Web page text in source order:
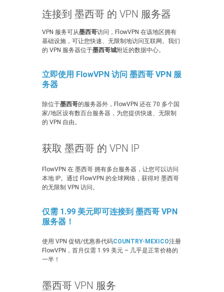
连接到 墨西哥 的 VPN 服务器
VPN 服务可从墨西哥访问，FlowVPN 在该地区拥有
基础设施，可让您快速、无限制地访问互联网。我们
的 VPN 服务器位于墨西哥城附近的数据中心。
立即使用 FlowVPN 访问 墨西哥 VPN 服
务器
除位于墨西哥的服务器外，FlowVPN 还在 70 多个国
家/地区设有数百台服务器，为您提供快速、无限制
的 VPN 自由。
获取 墨西哥 的 VPN IP
FlowVPN 在 墨西哥 拥有多台服务器，让您可以访问
本地 IP。通过 FlowVPN 的全球网络，获得对 墨西哥
的无限制 VPN 访问。
仅需 1.99 美元即可连接到 墨西哥 VPN
服务器！
使用 VPN 促销/优惠券代码COUNTRY-MEXICO注册
FlowVPN，首月仅需 1.99 美元 – 几乎是正常价格的
一半！
墨西哥 VPN 服务